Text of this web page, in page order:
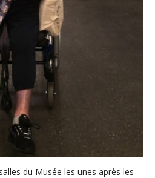
du Musée les unes après les